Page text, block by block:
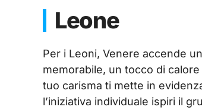
Leone
Per i Leoni, Venere accende
memorabile, un tocco di
tuo carisma ti mette in
l’iniziativa individuale ispiri il